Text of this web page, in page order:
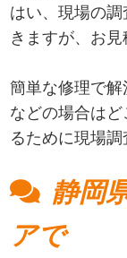
はい、現場の
きますが、お見
簡単な修理で
などの場合は
るために現場調
静岡
アで